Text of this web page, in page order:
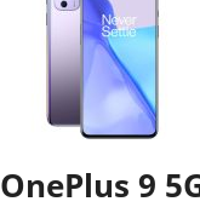
OnePlus 9